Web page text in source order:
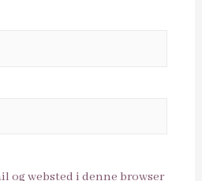
og websted i denne browser